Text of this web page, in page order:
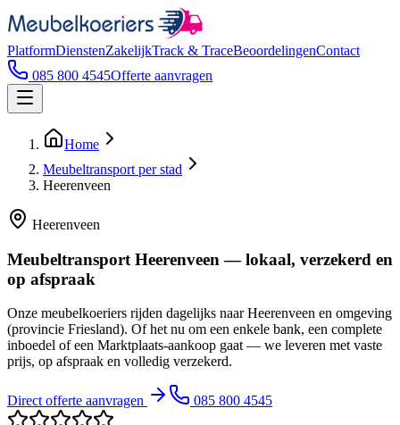
PlatformDienstenZakelijkTrack & TraceBeoordelingenContact
085 800 4545Offerte aanvragen
Home
Meubeltransport per stad
Heerenveen
Heerenveen
Meubeltransport Heerenveen — lokaal, verzekerd en
op afspraak
Onze meubelkoeriers rijden dagelijks naar Heerenveen en omgeving
(provincie Friesland). Of het nu om een enkele bank, een complete
inboedel of een Marktplaats-aankoop gaat — we leveren met vaste
prijs, op afspraak en volledig verzekerd.
Direct offerte aanvragen 085 800 4545